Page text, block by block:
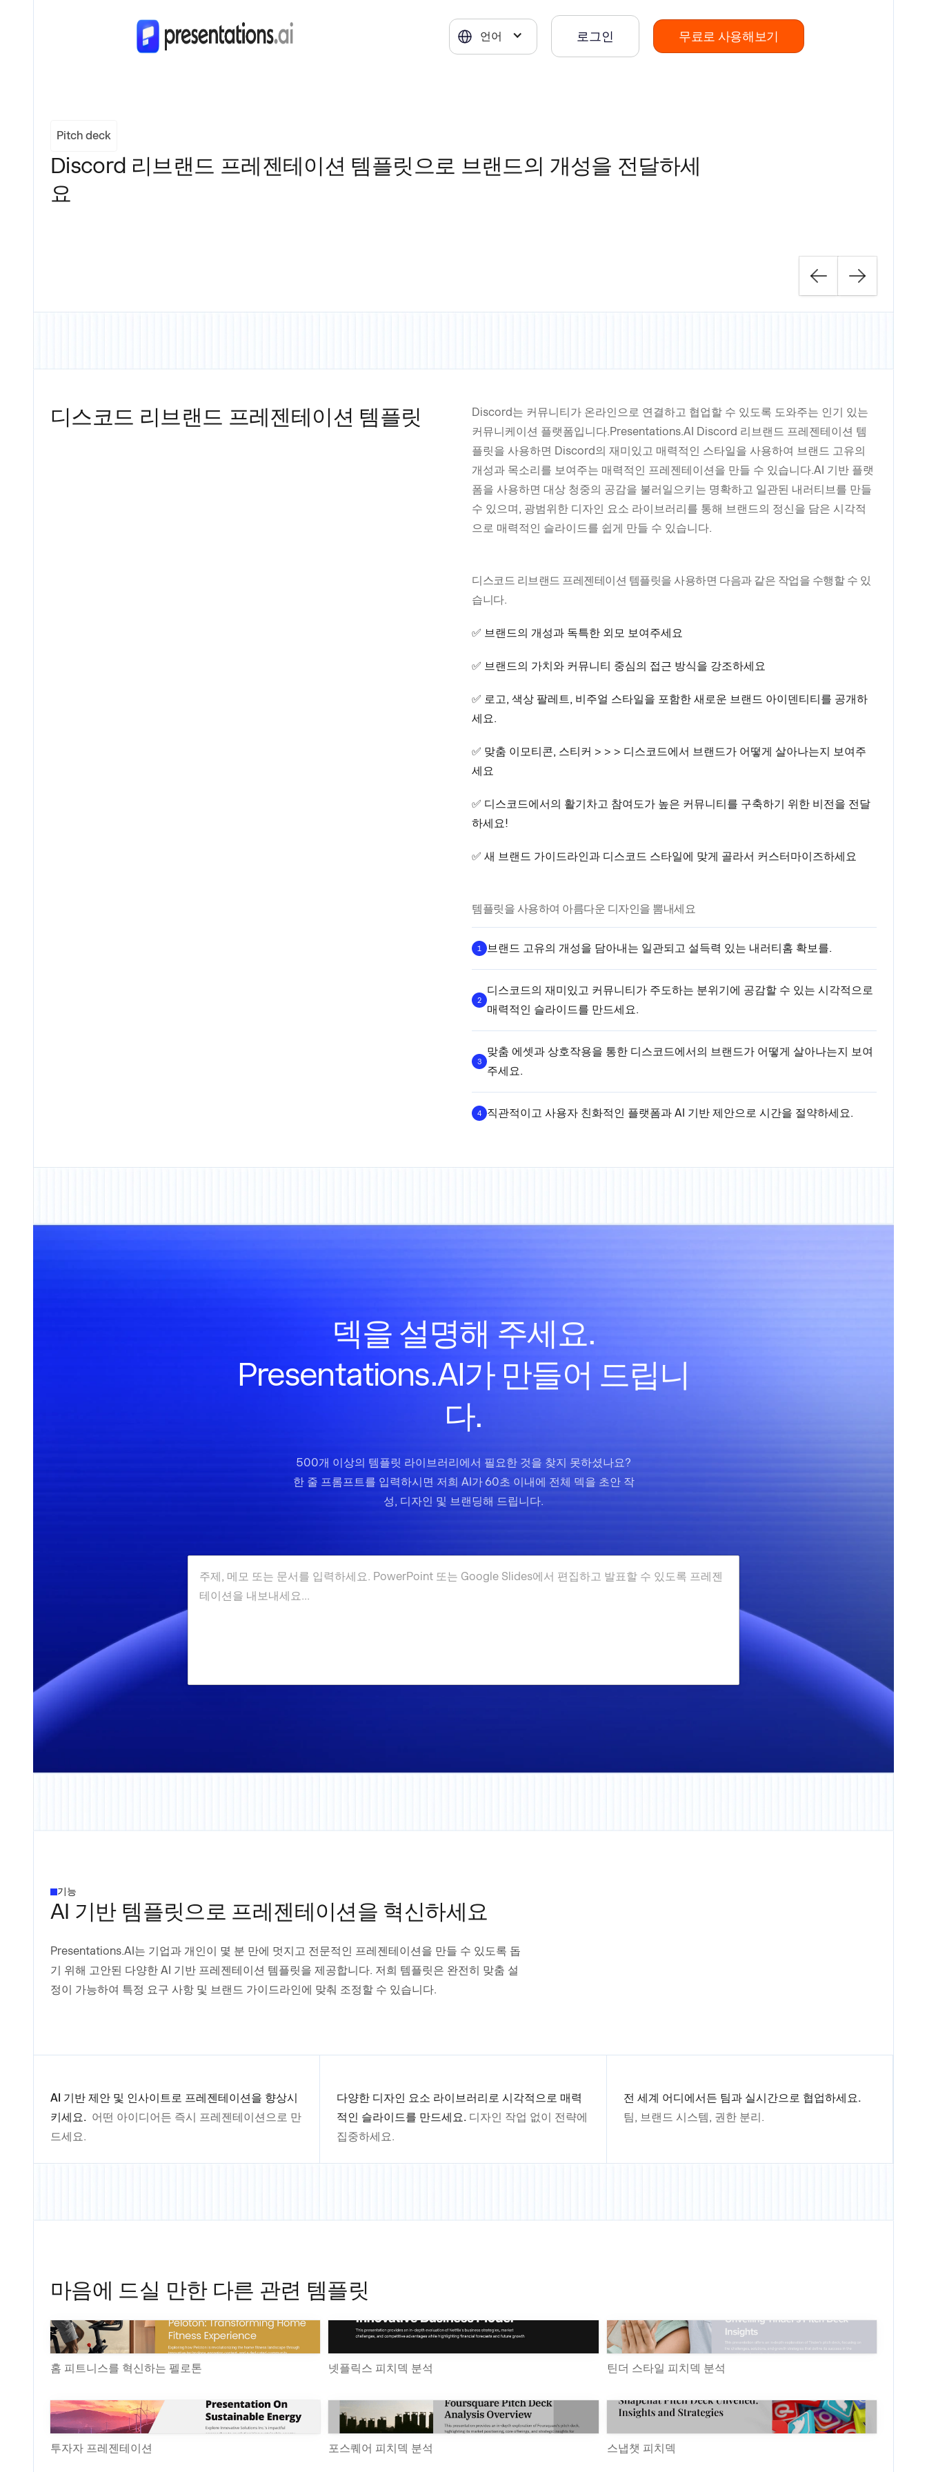
언어 로그인 무료로 사용해보기
Pitch deck
Discord 리브랜드 프레젠테이션 템플릿으로 브랜드의 개성을 전달하세
요
디스코드 리브랜드 프레젠테이션 템플릿
Discord는 커뮤니티가 온라인으로 연결하고 협업할 수 있도록 도와주는 인기 있는
커뮤니케이션 플랫폼입니다.Presentations.AI Discord 리브랜드 프레젠테이션 템
플릿을 사용하면 Discord의 재미있고 매력적인 스타일을 사용하여 브랜드 고유의
개성과 목소리를 보여주는 매력적인 프레젠테이션을 만들 수 있습니다.AI 기반 플랫
폼을 사용하면 대상 청중의 공감을 불러일으키는 명확하고 일관된 내러티브를 만들
수 있으며, 광범위한 디자인 요소 라이브러리를 통해 브랜드의 정신을 담은 시각적
으로 매력적인 슬라이드를 쉽게 만들 수 있습니다.
디스코드 리브랜드 프레젠테이션 템플릿을 사용하면 다음과 같은 작업을 수행할 수 있
습니다.
✅ 브랜드의 개성과 독특한 외모 보여주세요
✅ 브랜드의 가치와 커뮤니티 중심의 접근 방식을 강조하세요
✅ 로고, 색상 팔레트, 비주얼 스타일을 포함한 새로운 브랜드 아이덴티티를 공개하
세요.
✅ 맞춤 이모티콘, 스티커 > > > 디스코드에서 브랜드가 어떻게 살아나는지 보여주
세요
✅ 디스코드에서의 활기차고 참여도가 높은 커뮤니티를 구축하기 위한 비전을 전달
하세요!
✅ 새 브랜드 가이드라인과 디스코드 스타일에 맞게 골라서 커스터마이즈하세요
템플릿을 사용하여 아름다운 디자인을 뽐내세요
1 브랜드 고유의 개성을 담아내는 일관되고 설득력 있는 내러티홈 확보를.
2
디스코드의 재미있고 커뮤니티가 주도하는 분위기에 공감할 수 있는 시각적으로
매력적인 슬라이드를 만드세요.
3
맞춤 에셋과 상호작용을 통한 디스코드에서의 브랜드가 어떻게 살아나는지 보여
주세요.
4 직관적이고 사용자 친화적인 플랫폼과 AI 기반 제안으로 시간을 절약하세요.
덱을 설명해 주세요.
Presentations.AI가 만들어 드립니
다.
500개 이상의 템플릿 라이브러리에서 필요한 것을 찾지 못하셨나요?
한 줄 프롬프트를 입력하시면 저희 AI가 60초 이내에 전체 덱을 초안 작
성, 디자인 및 브랜딩해 드립니다.
기능
AI 기반 템플릿으로 프레젠테이션을 혁신하세요
Presentations.AI는 기업과 개인이 몇 분 만에 멋지고 전문적인 프레젠테이션을 만들 수 있도록 돕
기 위해 고안된 다양한 AI 기반 프레젠테이션 템플릿을 제공합니다. 저희 템플릿은 완전히 맞춤 설
정이 가능하여 특정 요구 사항 및 브랜드 가이드라인에 맞춰 조정할 수 있습니다.
AI 기반 제안 및 인사이트로 프레젠테이션을 향상시
키세요. 어떤 아이디어든 즉시 프레젠테이션으로 만
드세요.
다양한 디자인 요소 라이브러리로 시각적으로 매력
적인 슬라이드를 만드세요. 디자인 작업 없이 전략에
집중하세요.
전 세계 어디에서든 팀과 실시간으로 협업하세요.
팀, 브랜드 시스템, 권한 분리.
마음에 드실 만한 다른 관련 템플릿
홈 피트니스를 혁신하는 펠로톤 넷플릭스 피치덱 분석 틴더 스타일 피치덱 분석
투자자 프레젠테이션 포스퀘어 피치덱 분석 스냅챗 피치덱